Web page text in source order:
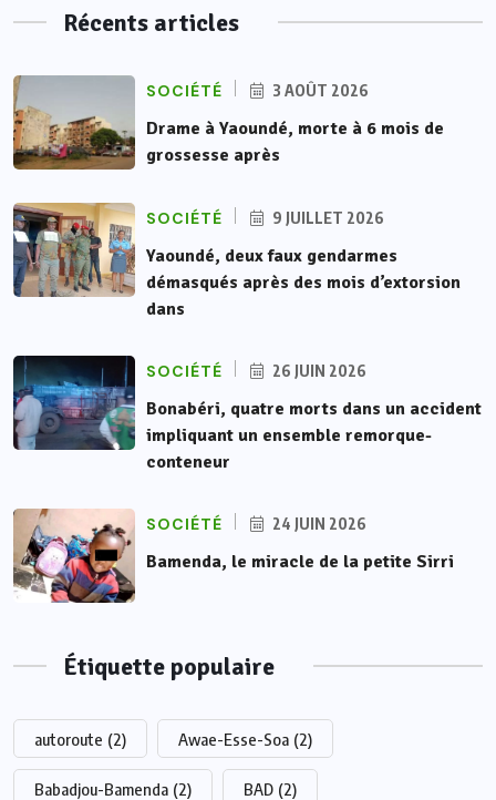
Récents articles
SOCIÉTÉ 3 AOÛT 2026
Drame à Yaoundé, morte à 6 mois de
grossesse après
SOCIÉTÉ 9 JUILLET 2026
Yaoundé, deux faux gendarmes
démasqués après des mois d’extorsion
dans
SOCIÉTÉ 26 JUIN 2026
Bonabéri, quatre morts dans un accident
impliquant un ensemble remorque-
conteneur
SOCIÉTÉ 24 JUIN 2026
Bamenda, le miracle de la petite Sirri
Étiquette populaire
autoroute (2) Awae-Esse-Soa (2)
Babadjou-Bamenda (2) BAD (2)